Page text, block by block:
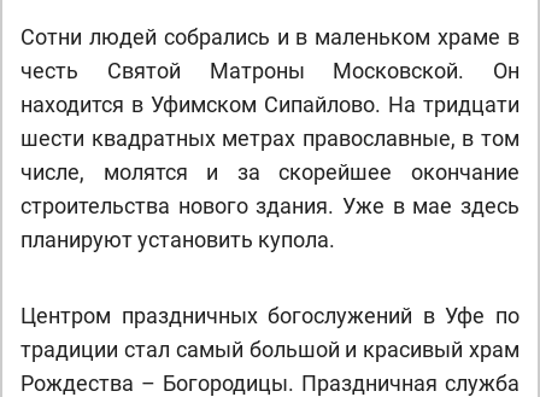
Сотни людей собрались и в маленьком храме в
честь Святой Матроны Московской. Он
находится в Уфимском Сипайлово. На тридцати
шести квадратных метрах православные, в том
числе, молятся и за скорейшее окончание
строительства нового здания. Уже в мае здесь
планируют установить купола.
Центром праздничных богослужений в Уфе по
традиции стал самый большой и красивый храм
Рождества – Богородицы. Праздничная служба